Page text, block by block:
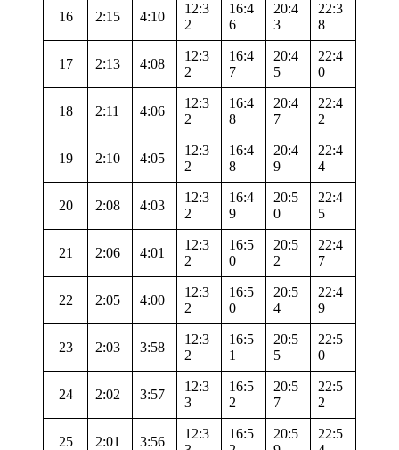
16 2:15 4:10
12:3
2
16:4
6
20:4
3
22:3
8
17 2:13 4:08
12:3
2
16:4
7
20:4
5
22:4
0
18 2:11 4:06
12:3
2
16:4
8
20:4
7
22:4
2
19 2:10 4:05
12:3
2
16:4
8
20:4
9
22:4
4
20 2:08 4:03
12:3
2
16:4
9
20:5
0
22:4
5
21 2:06 4:01
12:3
2
16:5
0
20:5
2
22:4
7
22 2:05 4:00
12:3
2
16:5
0
20:5
4
22:4
9
23 2:03 3:58
12:3
2
16:5
1
20:5
5
22:5
0
24 2:02 3:57
12:3
3
16:5
2
20:5
7
22:5
2
25 2:01 3:56
12:3
16:5
20:5
22:5